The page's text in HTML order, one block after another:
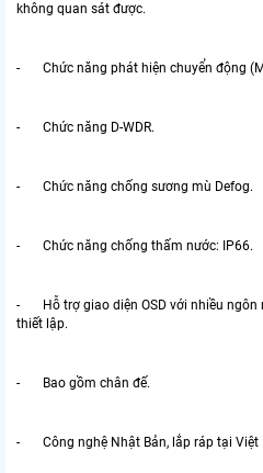
không quan sát được.
- Chức năng phát hiện chuyển động
- Chức năng D-WDR.
- Chức năng chống sương mù Defog.
- Chức năng chống thấm nước: IP66.
- Hỗ trợ giao diện OSD với nhiều ngôn
thiết lập.
- Bao gồm chân đế.
- Công nghệ Nhật Bản, lắp ráp tại Việt